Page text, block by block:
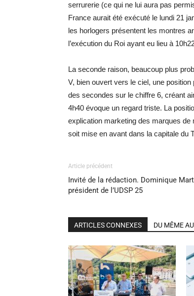
serrurerie (ce qui ne lui aura pas
France aurait été exécuté le lundi 21
les horlogers présentent les montres
l’exécution du Roi ayant eu lieu à
La seconde raison, beaucoup plus
V, bien ouvert vers le ciel, une
des secondes sur le chiffre 6, créant
4h40 évoque un regard triste. La
explication marketing des marques de
soit mise en avant dans la capitale du
Article précédent
Invité de la rédaction. Dominique
président de l’UDSP 25
ARTICLES CONNEXES DU MÊME